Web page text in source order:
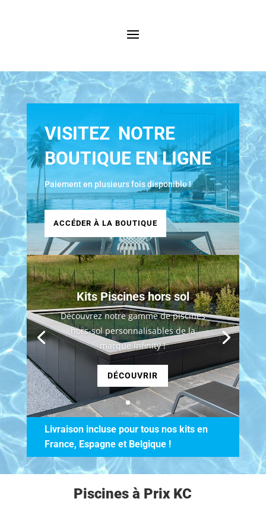
VISITEZ NOTRE
BOUTIQUE EN LIGNE
Paiement en plusieurs fois disponible !
ACCÉDER À LA BOUTIQUE
Kits Piscines hors sol
Découvrez notre gamme de piscines
hors-sol personnalisables de la
marque Infinity !
DÉCOUVRIR
Livraison incluse pour tous nos kits en
France, Espagne et Belgique !
Piscines à Prix KC